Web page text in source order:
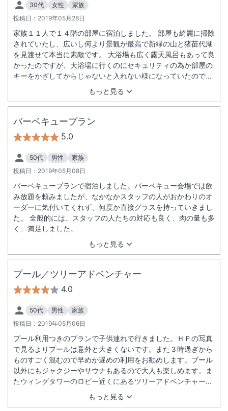
30代 女性
家族
投稿日： 2019年05月28日
もっと見る
家族１１人で１４階の部屋に宿泊しました。 部屋も綺麗に掃除
されていたし、広いし何より景観が最高で新緑の山と猪苗代湖
を見渡せて本当に素敵です。 大浴場も広く露天風呂もあって良
かったのですが、大浴場に行くのにセキュリティの為か部屋の
キーをかざしてからじゃないと入れない様になっていたので鍵
を忘れて取りに行くのが面倒でした。大浴場から露天風呂に行
くのに結構階段を上がるので冬とかは寒いだろうなぁって思い
ました！ 服を着ていればエレベーターが使用出来ますがいちい
ち脱いだり着たりするのも面倒だし…。 食事の時間を遅い時間
出来ました。 岩塩の上で炙ったお肉が美味しかったです。 全
体的に大満足でしたが、乳児が居てレンジが使いたかったので
すが部屋にはなくて、フロントでお願いして温めてもらってい
たので部屋に備えてあると言う事なしって感じです。
バーベキュープラン
5.0
50代 男性
家族
投稿日： 2019年05月08日
もっと見る
バーベキュープランで宿泊しました。バーベキュー会場では飲
み放題を頼みましたが、なかなかスタッフの人がおかわりのオ
ーダーに気付いてくれず、何度か直接グラスを持っていきまし
た。 全般的には、スタッフの人たちの対応も良く、肉の量も多
く、満足しました。
プール／ツリーアドベンチャー
4.0
50代 男性
家族
投稿日： 2019年05月06日
もっと見る
プール利用つきのプランで子供連れで行きました。ＨＰの写真
で見るよりプールは意外と大きくないです。また３時過ぎから
ものすごく混むので早めか遅めの利用をお勧めします。プール
以外にもジャクジーやサウナもあるので大人も楽しめます。ま
たウィングタワーのロビー近くにあるツリーアドベンチャーは
当日するなら朝９時半ごろまでに予約したほうがよいです。現
地受付にそのまま行くと受付待ちで並んだあげく、できるのが